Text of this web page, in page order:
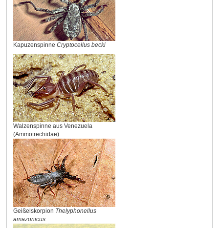
Kapuzenspinne Cryptocellus becki
Walzenspinne aus Venezuela
(Ammotrechidae)
Geißelskorpion Thelyphonellus
amazonicus